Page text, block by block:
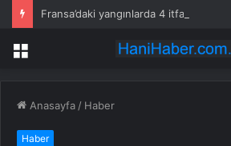
Fransa’daki yangınlarda 4 itfaiye eri
Menü
Anasayfa / Haber
Haber